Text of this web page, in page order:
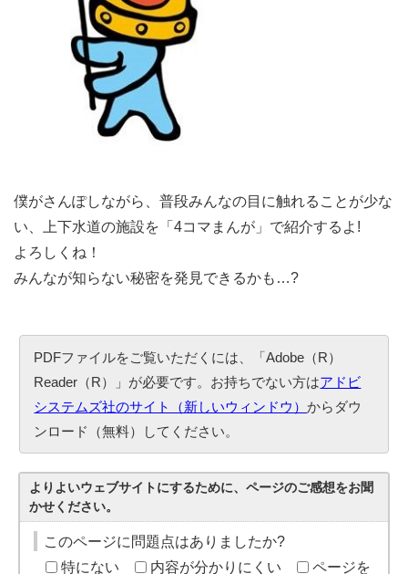
僕がさんぽしながら、普段みんなの目に触れることが少な
い、上下水道の施設を「4コマまんが」で紹介するよ!
よろしくね！
みんなが知らない秘密を発見できるかも…?
PDFファイルをご覧いただくには、「Adobe（R）
Reader（R）」が必要です。お持ちでない方はアドビ
システムズ社のサイト（新しいウィンドウ）からダウ
ンロード（無料）してください。
よりよいウェブサイトにするために、ページのご感想をお聞
かせください。
このページに問題点はありましたか?
特にない
内容が分かりにくい
ページを